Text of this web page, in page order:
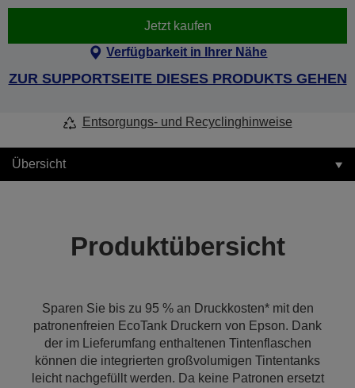
Jetzt kaufen
Verfügbarkeit in Ihrer Nähe
ZUR SUPPORTSEITE DIESES PRODUKTS GEHEN
Entsorgungs- und Recyclinghinweise
Übersicht
Produktübersicht
Sparen Sie bis zu 95 % an Druckkosten* mit den
patronenfreien EcoTank Druckern von Epson. Dank
der im Lieferumfang enthaltenen Tintenflaschen
können die integrierten großvolumigen Tintentanks
leicht nachgefüllt werden. Da keine Patronen ersetzt